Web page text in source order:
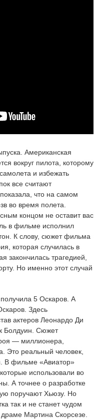
Американская
вокруг пилота, которому
и избежать
все считают
что на самом
во время полета.
концом не оставит вас
в фильме исполнил
К слову, сюжет фильма
которая случилась в
закончилась трагедией,
Но именно этот случай
5 Оскаров. А
Здесь
актеров Леонардо Ди
Болдуин. Сюжет
— миллионера,
Это реальный человек,
В фильме «Авиатор»
использовали во
А точнее о разработке
поручают Хьюзу. Но
так и не станет чудом
Мартина Скорсезе.